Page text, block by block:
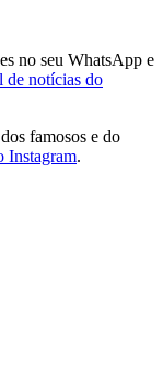
no seu WhatsApp e
de notícias do
famosos e do
Instagram.